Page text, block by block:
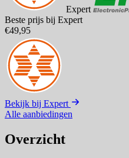
Expert
Beste prijs bij Expert
€49,95
Bekijk bij Expert
Alle aanbiedingen
Overzicht